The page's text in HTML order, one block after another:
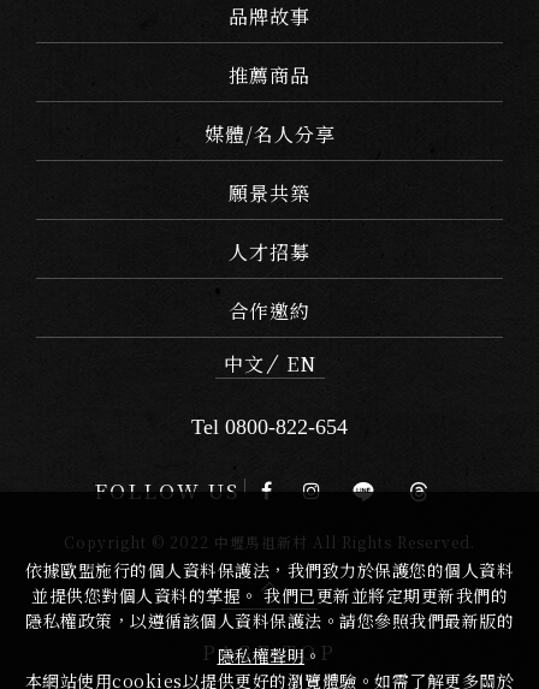
品牌故事
推薦商品
媒體/名人分享
願景共築
人才招募
合作邀約
中文
EN
Tel 0800-822-654
FOLLOW US
Copyright © 2022 中壢馬祖新村 All Rights Reserved.
PAGE TOP
依據歐盟施行的個人資料保護法，我們致力於保護您的個人資料
並提供您對個人資料的掌握。 我們已更新並將定期更新我們的
隱私權政策，以遵循該個人資料保護法。請您參照我們最新版的
隱私權聲明。
本網站使用cookies以提供更好的瀏覽體驗。如需了解更多關於